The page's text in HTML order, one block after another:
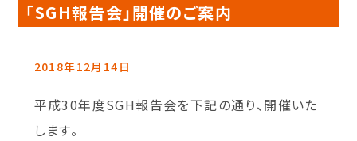
「SGH報告会」開催のご案内
2018年12月14日
平成30年度SGH報告会を下記の通り、開催いた
します。